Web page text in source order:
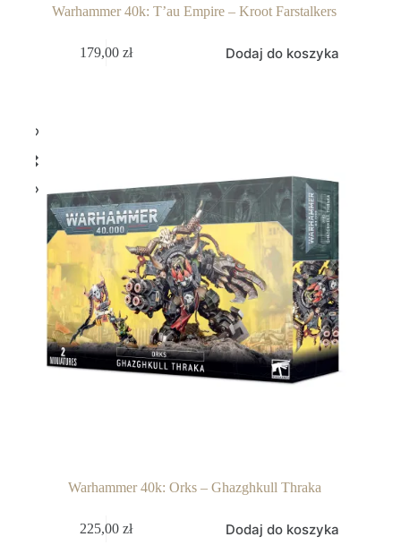
Warhammer 40k: T’au Empire – Kroot Farstalkers
179,00zł Dodaj do koszyka
Warhammer 40k: Orks – Ghazghkull Thraka
225,00zł Dodaj do koszyka